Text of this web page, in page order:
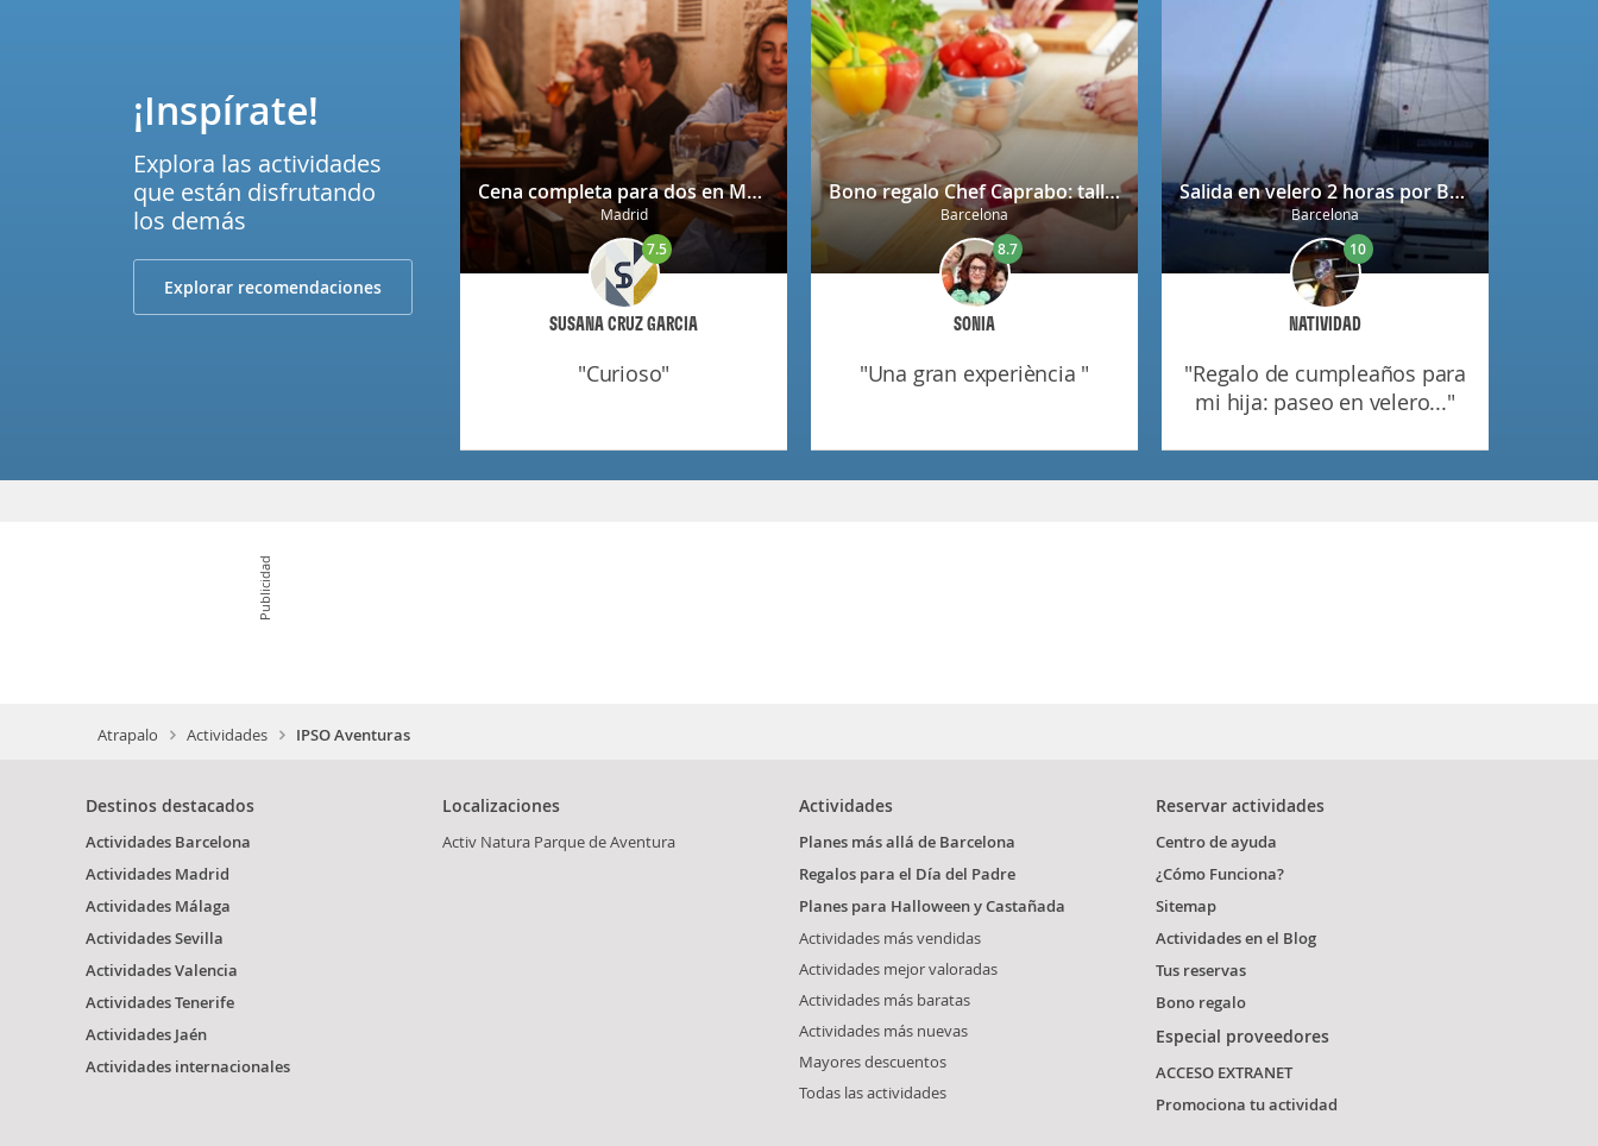
Cena completa para dos en Mendrugo con cerveza artesana incluida
Madrid
SUSANA CRUZ GARCIA
7.5
"curioso"
Bono regalo Chef Caprabo: taller de cocina a escoger con degustación
Barcelona
SONIA
8.7
"una gran experiència "
Salida en velero 2 horas por Barcelona
Barcelona
NATIVIDAD
10
"regalo de cumpleaños para
mi hija: paseo en velero..."
¡Inspírate!
Explora las actividades
que están disfrutando
los demás
Explorar recomendaciones
Publicidad
Atrapalo Actividades IPSO Aventuras
Destinos destacados
Actividades Barcelona
Actividades Madrid
Actividades Málaga
Actividades Sevilla
Actividades Valencia
Actividades Tenerife
Actividades Jaén
Actividades internacionales
Localizaciones
Activ Natura Parque de Aventura
Actividades
Planes más allá de Barcelona
Regalos para el Día del Padre
Planes para Halloween y Castañada
Actividades más vendidas
Actividades mejor valoradas
Actividades más baratas
Actividades más nuevas
Mayores descuentos
Todas las actividades
Reservar actividades
Centro de ayuda
¿Cómo Funciona?
Sitemap
Actividades en el Blog
Tus reservas
Bono regalo
Especial proveedores
ACCESO EXTRANET
Promociona tu actividad